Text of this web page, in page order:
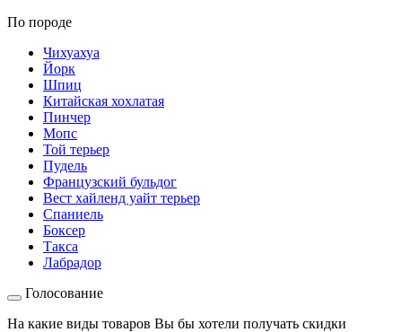
По породе
Чихуахуа
Йорк
Шпиц
Китайская хохлатая
Пинчер
Мопс
Той терьер
Пудель
Французский бульдог
Вест хайленд уайт терьер
Спаниель
Боксер
Такса
Лабрадор
Голосование
На какие виды товаров Вы бы хотели получать скидки